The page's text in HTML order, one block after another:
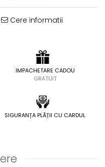
Cere informatii
IMPACHETARE CADOU
GRATUIT
SIGURANȚA PLĂȚII CU CARDUL